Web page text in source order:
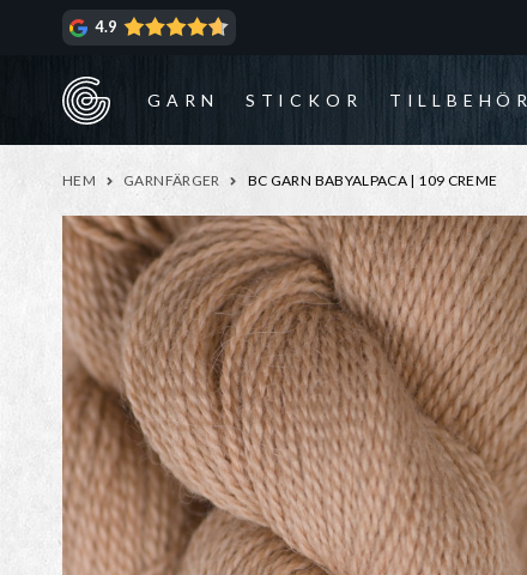
4.9
GARN STICKOR TILLBEHÖR
HEM GARNFÄRGER BC GARN BABYALPACA | 109 CREME